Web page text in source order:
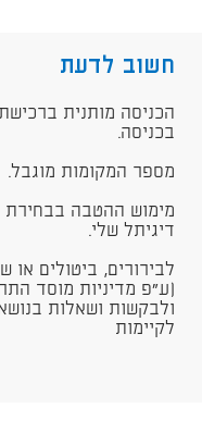
חשוב לדעת
הכניסה מותנית
בכניסה.
מספר המקומות מוגבל.
מימוש ההטבה בבחירת
דיגיתל שלי.
לבירורים, ביטולים או
(ע"פ מדיניות מוסד
ולבקשות ושאלות
לקיימות